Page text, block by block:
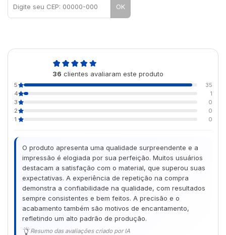
OK
36 clientes avaliaram este produto
5
35
4
1
3
0
2
0
1
0
O produto apresenta uma qualidade surpreendente e a
impressão é elogiada por sua perfeição. Muitos usuários
destacam a satisfação com o material, que superou suas
expectativas. A experiência de repetição na compra
demonstra a confiabilidade na qualidade, com resultados
sempre consistentes e bem feitos. A precisão e o
acabamento também são motivos de encantamento,
refletindo um alto padrão de produção.
Resumo das avaliações criado por IA